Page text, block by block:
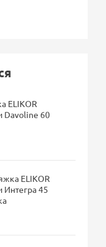
ELIKOR
Davoline 60
ELIKOR
Интегра 45